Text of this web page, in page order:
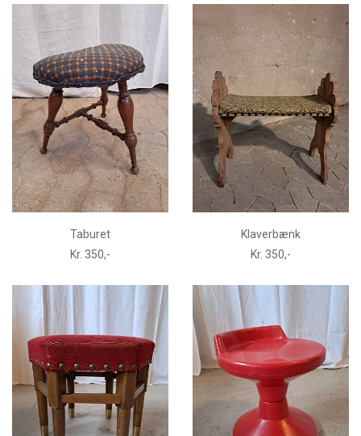
Taburet
Kr. 350,-
Klaverbænk
Kr. 350,-